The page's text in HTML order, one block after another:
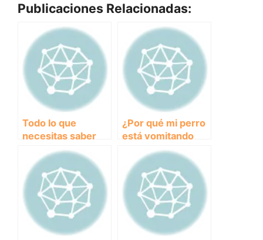
Publicaciones Relacionadas:
Todo lo que
necesitas saber
sobre esguinces
en perros: causas,
síntomas y
tratamiento
¿Por qué mi perro
está vomitando
líquido blanco y
qué debo hacer al
respecto?